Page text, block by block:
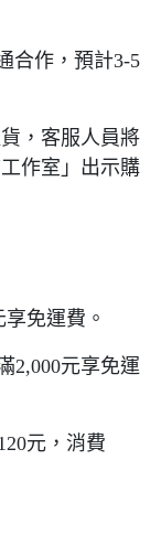
合作，預計3-5
，客服人員將
作室」出示購
免運費。
2,000元享免運
元，消費